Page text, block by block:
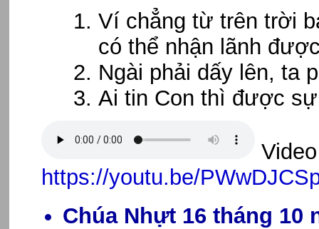
Ví chẳng từ trên trời
có thể nhận lãnh
Ngài phải dấy lên, ta
Ai tin Con thì được
https://youtu.be/
Chúa Nhựt 16 tháng 10